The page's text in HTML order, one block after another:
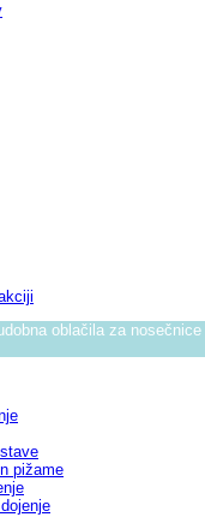
oblačila za
pižame